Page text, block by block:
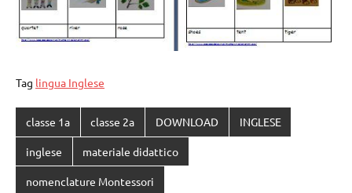
Tag lingua Inglese
classe 1a classe 2a DOWNLOAD INGLESE
inglese materiale didattico
nomenclature Montessori